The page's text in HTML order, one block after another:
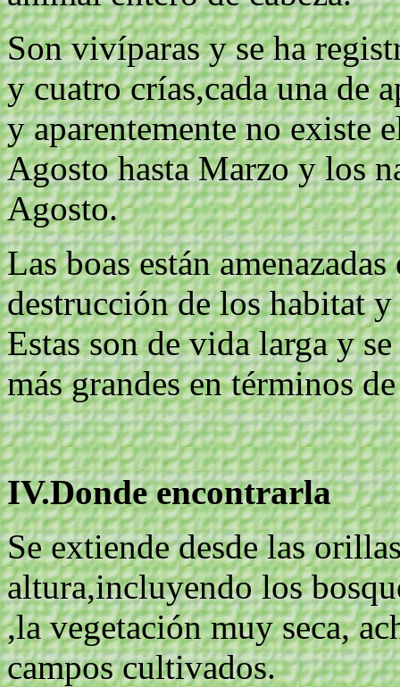
Son vivíparas y se ha
y cuatro crías,cada una de
y aparentemente no existe
Agosto hasta Marzo y los
Agosto.
Las boas están
destrucción de los habitat
Estas son de vida larga y
más grandes en términos
IV.Donde encontrarla
Se extiende desde las
altura,incluyendo los
,la vegetación muy seca,
campos cultivados.